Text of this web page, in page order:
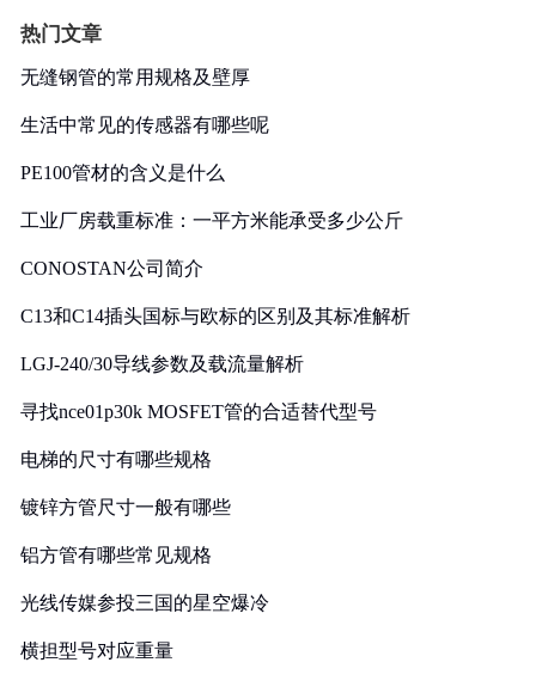
热门文章
无缝钢管的常用规格及壁厚
生活中常见的传感器有哪些呢
PE100管材的含义是什么
工业厂房载重标准：一平方米能承受多少公斤
CONOSTAN公司简介
C13和C14插头国标与欧标的区别及其标准解析
LGJ-240/30导线参数及载流量解析
寻找nce01p30k MOSFET管的合适替代型号
电梯的尺寸有哪些规格
镀锌方管尺寸一般有哪些
铝方管有哪些常见规格
光线传媒参投三国的星空爆冷
横担型号对应重量